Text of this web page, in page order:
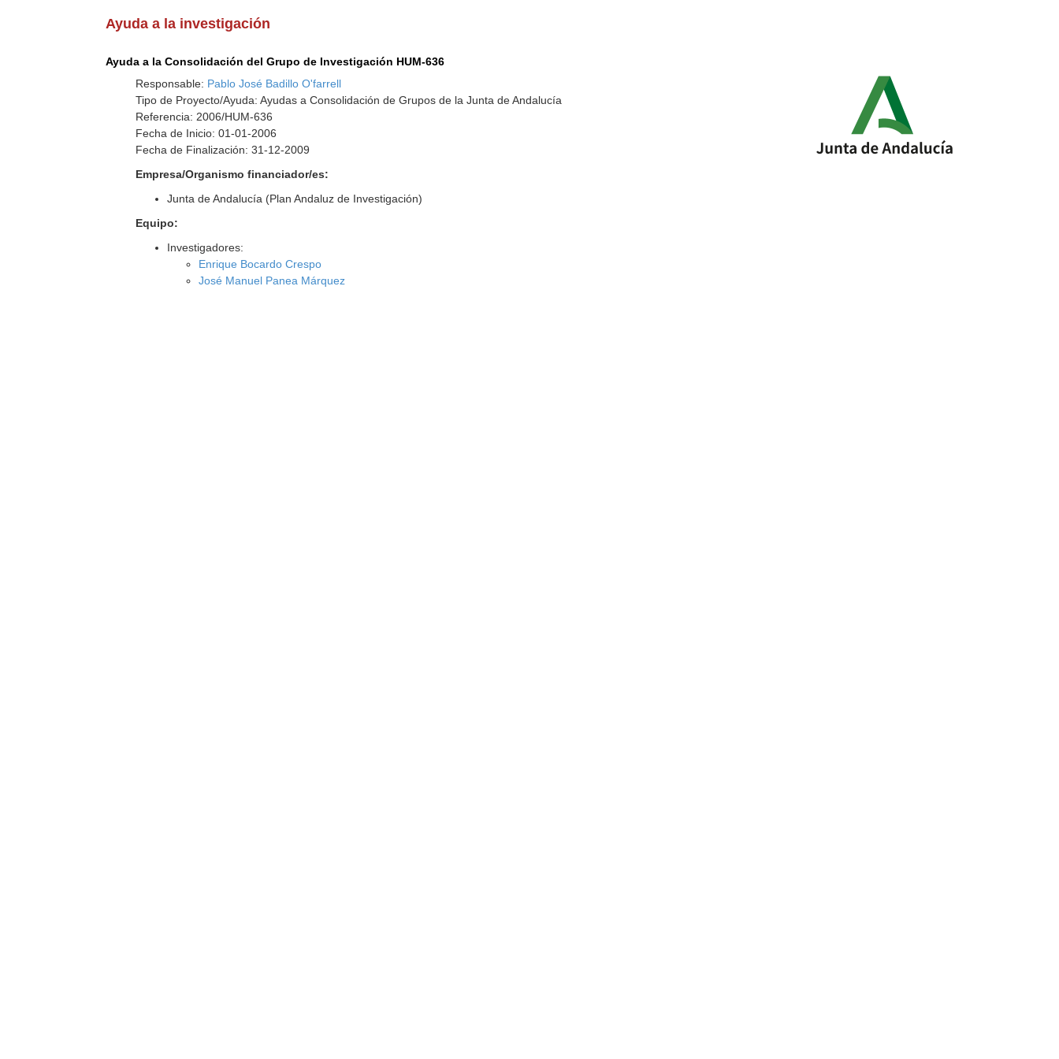
Ayuda a la investigación
Ayuda a la Consolidación del Grupo de Investigación HUM-636
Responsable: Pablo José Badillo O'farrell
Tipo de Proyecto/Ayuda: Ayudas a Consolidación de Grupos de la Junta de Andalucía
Referencia: 2006/HUM-636
Fecha de Inicio: 01-01-2006
Fecha de Finalización: 31-12-2009
Empresa/Organismo financiador/es:
Junta de Andalucía (Plan Andaluz de Investigación)
Equipo:
Investigadores:
Enrique Bocardo Crespo
José Manuel Panea Márquez